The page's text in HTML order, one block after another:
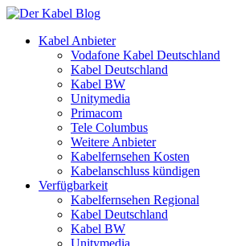
Kabel Anbieter
Vodafone Kabel Deutschland
Kabel Deutschland
Kabel BW
Unitymedia
Primacom
Tele Columbus
Weitere Anbieter
Kabelfernsehen Kosten
Kabelanschluss kündigen
Verfügbarkeit
Kabelfernsehen Regional
Kabel Deutschland
Kabel BW
Unitymedia